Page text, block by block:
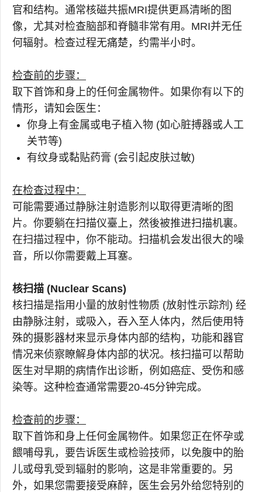
官和结构。通常核磁共振MRI提供更爲清晰的图
像，尤其对检查脑部和脊髓非常有用。MRI并无任
何辐射。检查过程无痛楚，约需半小时。
检查前的步骤：
取下首饰和身上的任何金属物件。如果你有以下的
情形，请知会医生：
你身上有金属或电子植入物 (如心脏搏器或人工
关节等)
有纹身或黏贴药膏 (会引起皮肤过敏)
在检查过程中：
可能需要通过静脉注射造影剂以取得更清晰的图
片。你要躺在扫描仪臺上，然後被推进扫描机裏。
在扫描过程中，你不能动。扫描机会发出很大的噪
音，所以你需要戴上耳塞。
核扫描 (Nuclear Scans)
核扫描是指用小量的放射性物质 (放射性示踪剂) 经
由静脉注射，或吸入，吞入至人体内，然后使用特
殊的摄影器材来显示身体内部的结构，功能和器官
情况来侦察瞭解身体内部的状况。核扫描可以帮助
医生对早期的病情作出诊断，例如癌症、受伤和感
染等。这种检查通常需要20-45分钟完成。
检查前的步骤：
取下首饰和身上任何金属物件。如果您正在怀孕或
餵哺母乳，要告诉医生或检验技师，以免腹中的胎
儿或母乳受到辐射的影响，这是非常重要的。另
外，如果您需要接受麻醉，医生会另外给您特别的